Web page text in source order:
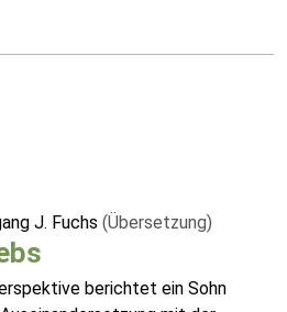
J. Fuchs (Übersetzung)
berichtet ein Sohn